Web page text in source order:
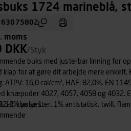
1724 marineblå,
63075802
moms
DKK/Styk
buks med justerbar linning for
klap for at gøre dit arbejde mere enkelt.
ATPV: 16,0 cal/cm², HAF: 82,0%. EN
knæpuder 4027, 4057, 4058 og 4032.
2, klasse 1.
14% polyester, 1% antistatisk, twill,